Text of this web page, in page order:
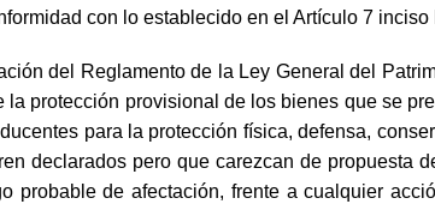
con lo establecido en el Artículo 7
del Reglamento de la Ley General del
protección provisional de los bienes que se
para la protección física, defensa,
declarados pero que carezcan de propuesta
probable de afectación, frente a cualquier